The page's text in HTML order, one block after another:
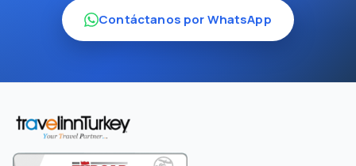
Contáctanos por WhatsApp